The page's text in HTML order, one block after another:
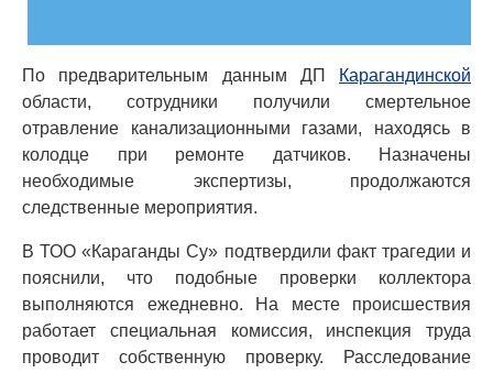
По предварительным данным ДП
Карагандинской
области, сотрудники получили смертельное
отравление канализационными газами, находясь в
колодце при ремонте датчиков. Назначены
необходимые экспертизы, продолжаются
следственные мероприятия.
В ТОО «Караганды Су» подтвердили факт трагедии и
пояснили, что подобные проверки коллектора
выполняются ежедневно. На месте происшествия
работает специальная комиссия, инспекция труда
проводит собственную проверку. Расследование